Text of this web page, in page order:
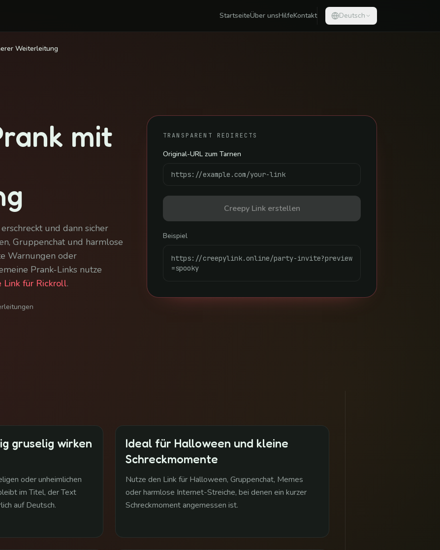
StartseiteÜber unsHilfeKontakt Deutsch
Weiterleitung
mit
und dann sicher
Gruppenchat und harmlose
Warnungen oder
Prank-Links nutze
Link für Rickroll.
TRANSPARENT REDIRECTS
Original-URL zum Tarnen
Creepy Link erstellen
Beispiel
https://creepylink.online/party-invite?preview
=spooky
gruselig wirken
oder unheimlichen
im Titel, der Text
auf Deutsch.
Ideal für Halloween und kleine
Schreckmomente
Nutze den Link für Halloween, Gruppenchat, Memes
oder harmlose Internet-Streiche, bei denen ein kurzer
Schreckmoment angemessen ist.